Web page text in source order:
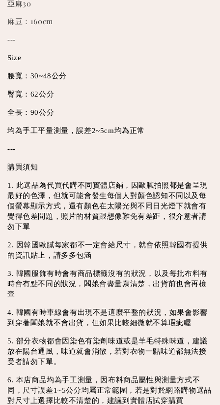
亞麻30
麻豆：160cm
---
Size
腰寬：30~48公分
臀寬：62公分
全長：90公分
均為手工平量測量，誤差2~5cm均為正常
---
購買須知
1. 此選品為代買代購不同實體店鋪，因歐膩拍照都是會呈現
最好的色澤，但就可能會發生每個人對顏色認知不同以及每
個螢幕顯示方式，還有顏色在太陽光與不同日光燈下就會有
覺得色差問題，照片的材質跟想像難免有差距，很介意者請
勿下單
2. 因韓國歐膩每家都不一定會給尺寸，就會依照韓國有提供
的資訊貼上，請多多包涵
3. 韓國服飾有時會有商品標籤沒有的狀況，以及每批布料有
時會有點不同的狀況，闆娘會盡量寫清楚，出貨前也會再檢
查
4. 韓國有時車線會有出現不是這麼平整的狀況，如果會影響
到穿著闆娘就不會出貨，但如果比較細微就不算瑕疵喔
5. 部分衣物都會因染色有染劑味道或是羊毛特殊味道，建議
放在陽台通風，味道就會消散，若對衣物一點味道都無法接
受者請勿下單。
6. 本店商品均為手工測量，因布料商品屬性與測量方式不
同，尺寸誤差1~5公分均屬正常範圍，若是對於網路購物選品
對尺寸上選擇比較不清楚的，建議到實體店試穿購買